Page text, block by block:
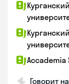
Accademia
Говорит